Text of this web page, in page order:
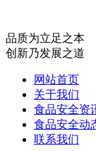
品质为立足之本
创新乃发展之道
网站首页
关于我们
食品安全资
食品安全动
联系我们